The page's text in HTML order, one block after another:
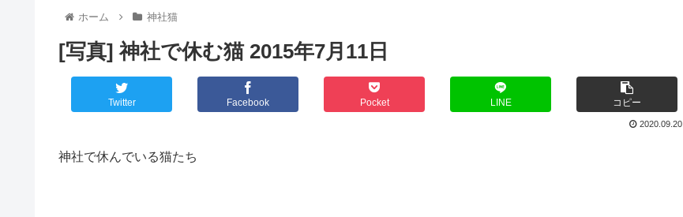
ホーム 神社猫
[写真] 神社で休む猫 2015年7月11日
Twitter Facebook Pocket LINE コピー
2020.09.20
神社で休んでいる猫たち